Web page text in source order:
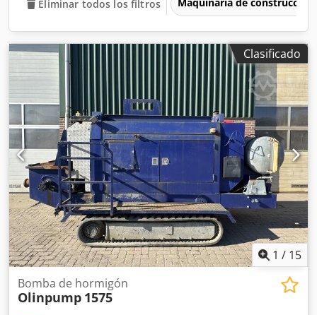
Eliminar todos los filtros
Clasificado
1 / 15
Bomba de hormigón
Olinpump 1575